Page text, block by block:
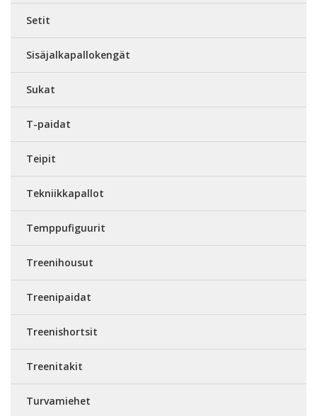
Setit
Sisäjalkapallokengät
Sukat
T-paidat
Teipit
Tekniikkapallot
Temppufiguurit
Treenihousut
Treenipaidat
Treenishortsit
Treenitakit
Turvamiehet